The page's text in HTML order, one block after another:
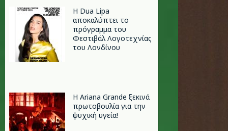
Η Dua Lipa
αποκαλύπτει το
πρόγραμμα του
Φεστιβάλ Λογοτεχνίας
του Λονδίνου
Η Ariana Grande ξεκινά
πρωτοβουλία για την
ψυχική υγεία!